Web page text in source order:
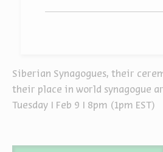
Siberian Synagogues, their
their place in world synagogue
Tuesday I Feb 9 I 8pm (1pm EST)